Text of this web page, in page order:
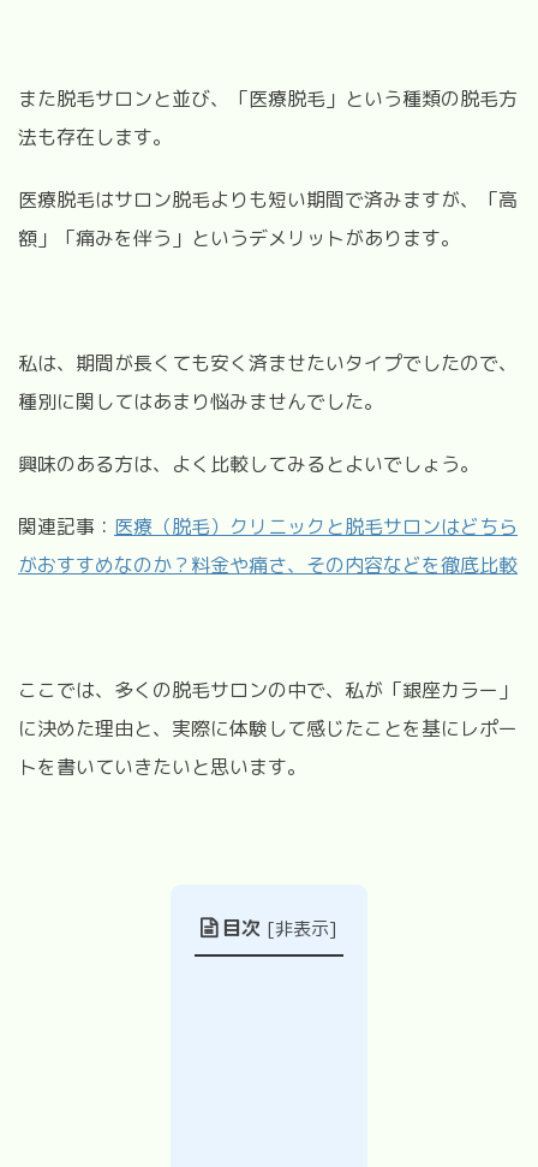
また脱毛サロンと並び、「医療脱毛」という種類の脱毛方
法も存在します。
医療脱毛はサロン脱毛よりも短い期間で済みますが、「高
額」「痛みを伴う」というデメリットがあります。
私は、期間が長くても安く済ませたいタイプでしたので、
種別に関してはあまり悩みませんでした。
興味のある方は、よく比較してみるとよいでしょう。
関連記事： 医療（脱毛）クリニックと脱毛サロンはどちら
がおすすめなのか？料金や痛さ、その内容などを徹底比較
ここでは、多くの脱毛サロンの中で、私が「銀座カラー」
に決めた理由と、実際に体験して感じたことを基にレポー
トを書いていきたいと思います。
目次 [非表示]